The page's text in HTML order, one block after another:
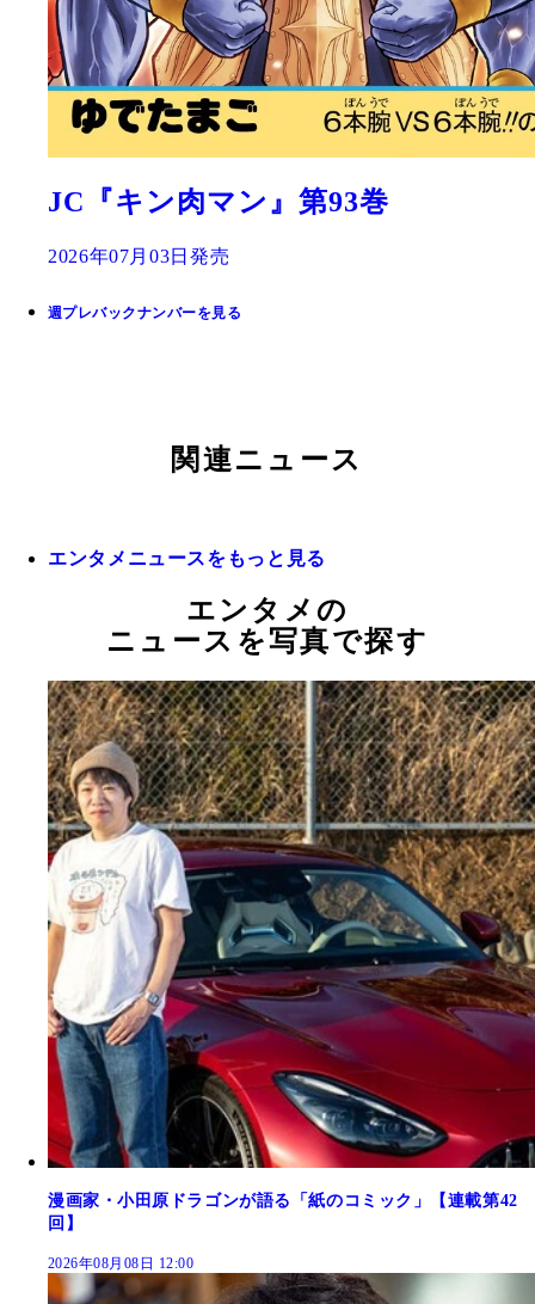
JC『キン肉マン』第93巻
2026年07月03日発売
週プレバックナンバーを見る
関連ニュース
エンタメニュースをもっと見る
エンタメの
ニュースを写真で探す
漫画家・小田原ドラゴンが語る「紙のコミック」【連載第42
回】
2026年08月08日 12:00